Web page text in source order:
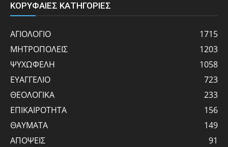
ΚΟΡΥΦΑΙΕΣ ΚΑΤΗΓΟΡΙΕΣ
ΑΓΙΟΛΟΓΙΟ
1715
ΜΗΤΡΟΠΟΛΕΙΣ
1203
ΨΥΧΩΦΕΛΗ
1058
ΕΥΑΓΓΕΛΙΟ
723
ΘΕΟΛΟΓΙΚΑ
233
ΕΠΙΚΑΙΡΟΤΗΤΑ
156
ΘΑΥΜΑΤΑ
149
ΑΠΟΨΕΙΣ
91